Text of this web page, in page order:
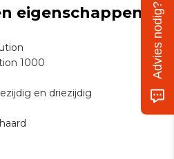
eigenschappen
1000
en driezijdig
Advies nodig?